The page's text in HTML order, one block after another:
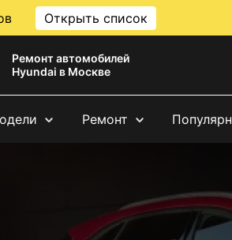
Открыть список
Ремонт автомобилей
Hyundai в Москве
Ремонт